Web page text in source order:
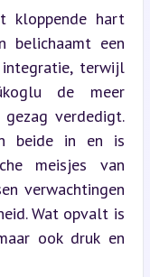
kloppende hart
belichaamt een
terwijl
de meer
verdedigt.
beide in en is
meisjes van
verwachtingen
Wat opvalt is
ook druk en